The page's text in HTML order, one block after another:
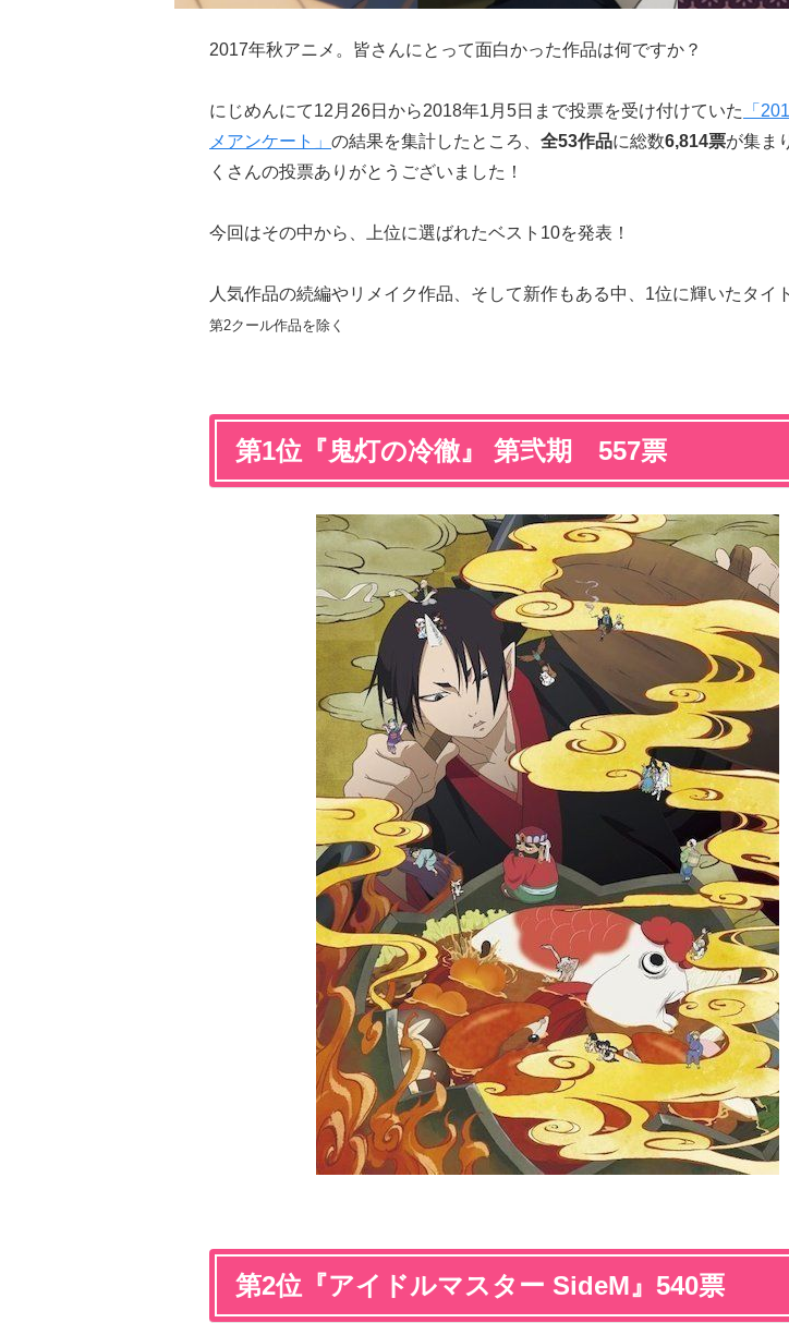
2017年秋アニメ。皆さんにとって面白かった作品は何ですか？
にじめんにて12月26日から2018年1月5日まで投票を受け付けていた
「
メアンケート」 の結果を集計したところ、 全53作品に総数6,814票が集ま
くさんの投票ありがとうございました！
今回はその中から、上位に選ばれたベスト10を発表！
人気作品の続編やリメイク作品、そして新作もある中、1位に輝いたタイ
第2クール作品を除く
第1位『鬼灯の冷徹』 第弐期 557票
第2位『アイドルマスター SideM』540票